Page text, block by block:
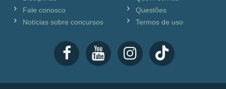
Fale conosco
Notícias sobre concursos
Questões
Termos de uso